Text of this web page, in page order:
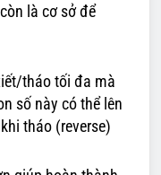
là cơ sở để
tháo tối đa mà
số này có thể lên
tháo (reverse)